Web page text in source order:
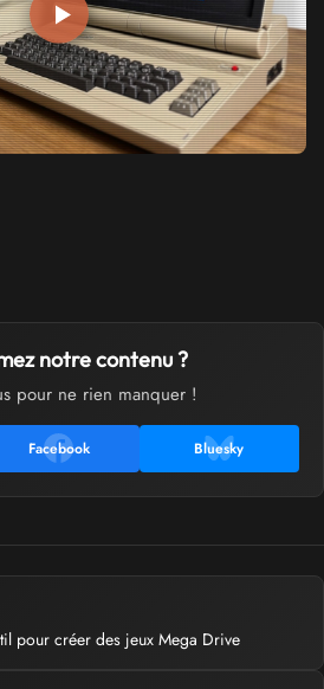
notre contenu ?
pour ne rien manquer !
Facebook Bluesky
pour créer des jeux Mega Drive